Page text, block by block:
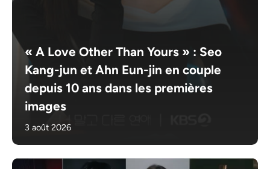
« A Love Other Than Yours » : Seo
Kang-jun et Ahn Eun-jin en couple
depuis 10 ans dans les premières
images
3 août 2026